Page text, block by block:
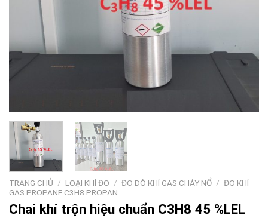
TRANG CHỦ / LOẠI KHÍ ĐO / ĐO DÒ KHÍ GAS CHÁY NỔ / ĐO KHÍ
GAS PROPANE C3H8 PROPAN
Chai khí trộn hiệu chuẩn C3H8 45 %LEL